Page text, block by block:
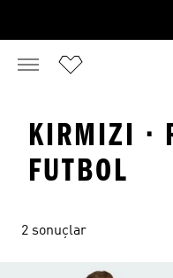
KIRMIZI ·
FUTBOL
2 sonuçlar